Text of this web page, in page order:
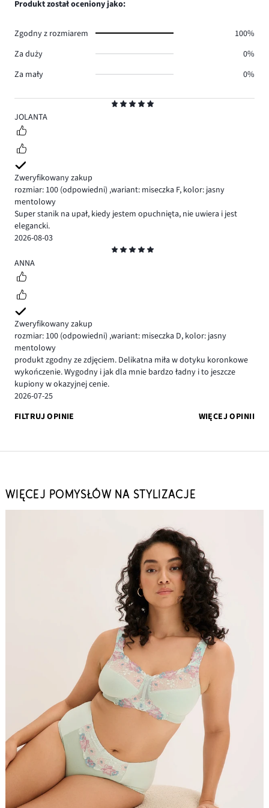
5
JOLANTA
Zweryfikowany zakup
rozmiar: 100 (odpowiedni) ,wariant: miseczka F, kolor: jasny
mentolowy
Super stanik na upał, kiedy jestem opuchnięta, nie uwiera i jest
elegancki.
2026-08-03
5
ANNA
Zweryfikowany zakup
rozmiar: 100 (odpowiedni) ,wariant: miseczka D, kolor: jasny
mentolowy
produkt zgodny ze zdjęciem. Delikatna miła w dotyku koronkowe
wykończenie. Wygodny i jak dla mnie bardzo ładny i to jeszcze
kupiony w okazyjnej cenie.
2026-07-25
FILTRUJ OPINIE
WIĘCEJ OPINII
Produkt został oceniony jako:
Zgodny z rozmiarem
100%
Za duży
0%
Za mały
0%
WIĘCEJ POMYSŁÓW NA STYLIZACJE